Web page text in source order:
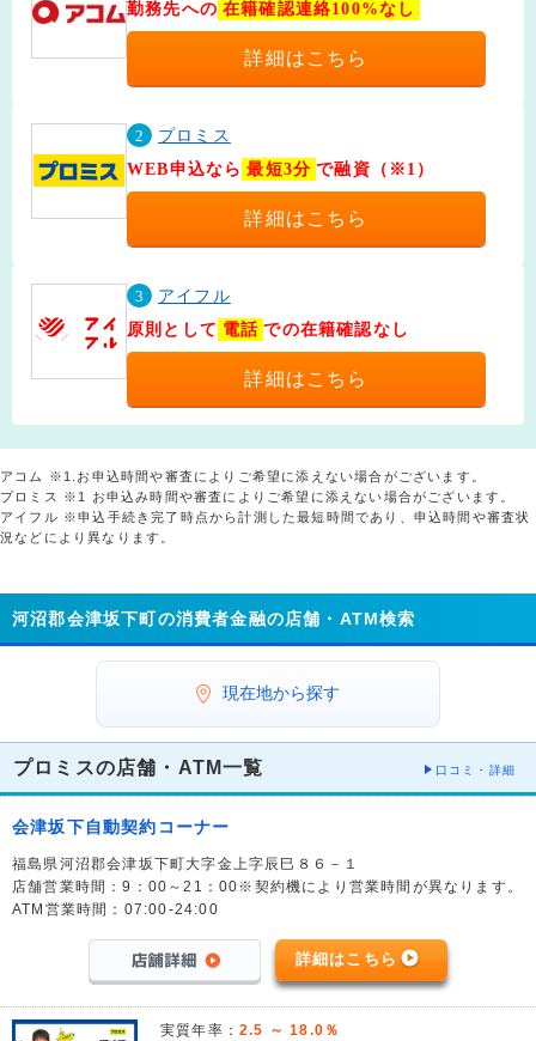
勤務先への 在籍確認連絡100%なし
詳細はこちら
2
プロミス
WEB申込なら 最短3分 で融資（※1）
詳細はこちら
3
アイフル
原則として 電話 での在籍確認なし
詳細はこちら
アコム ※1.お申込時間や審査によりご希望に添えない場合がございます。
プロミス ※1 お申込み時間や審査によりご希望に添えない場合がございます。
アイフル ※申込手続き完了時点から計測した最短時間であり、申込時間や審査状
況などにより異なります。
河沼郡会津坂下町の消費者金融の店舗・ATM検索
現在地から探す
プロミスの店舗・ATM一覧 口コミ・詳細
会津坂下自動契約コーナー
福島県河沼郡会津坂下町大字金上字辰巳８６－１
店舗営業時間：9：00～21：00※契約機により営業時間が異なります。
ATM営業時間：07:00-24:00
詳細はこちら
実質年率： 2.5 ～ 18.0％